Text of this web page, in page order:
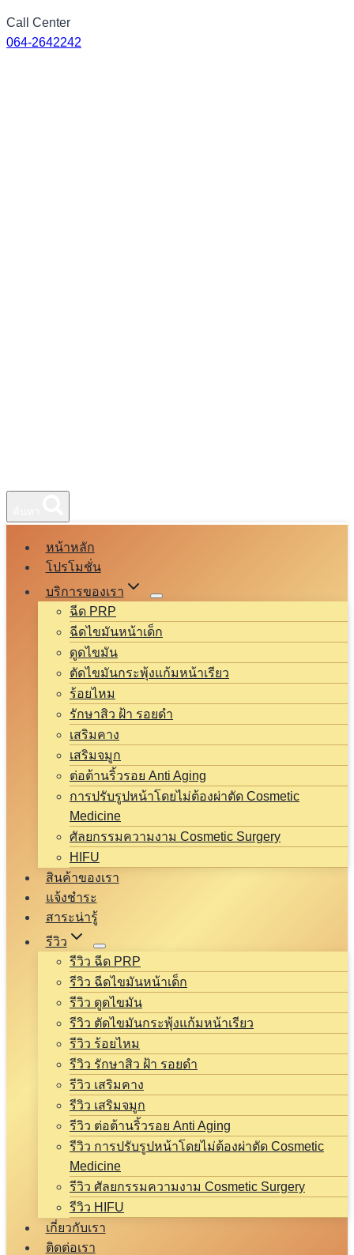
Skip
to
Call Center
064-2642242
หน้าหลัก
โปรโมชั่น
บริการของเรา
ฉีด PRP
ฉีดไขมันหน้าเด็ก
ดูดไขมัน
ตัดไขมันกระพุ้งแก้มหน้าเรียว
ร้อยไหม
รักษาสิว ฝ้า รอยดำ
เสริมคาง
เสริมจมูก
ต่อต้านริ้วรอย Anti Aging
การปรับรูปหน้าโดยไม่ต้องผ่าตัด Cosmetic
Medicine
ศัลยกรรมความงาม Cosmetic Surgery
HIFU
สินค้าของเรา
แจ้งชำระ
สาระน่ารู้
รีวิว
รีวิว ฉีด PRP
รีวิว ฉีดไขมันหน้าเด็ก
รีวิว ดูดไขมัน
รีวิว ตัดไขมันกระพุ้งแก้มหน้าเรียว
รีวิว ร้อยไหม
รีวิว รักษาสิว ฝ้า รอยดำ
รีวิว เสริมคาง
รีวิว เสริมจมูก
รีวิว ต่อต้านริ้วรอย Anti Aging
รีวิว การปรับรูปหน้าโดยไม่ต้องผ่าตัด Cosmetic
Medicine
รีวิว ศัลยกรรมความงาม Cosmetic Surgery
รีวิว HIFU
เกี่ยวกับเรา
ติดต่อเรา